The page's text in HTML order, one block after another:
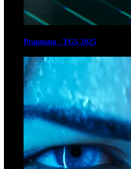
Pragmata - TGS 2025